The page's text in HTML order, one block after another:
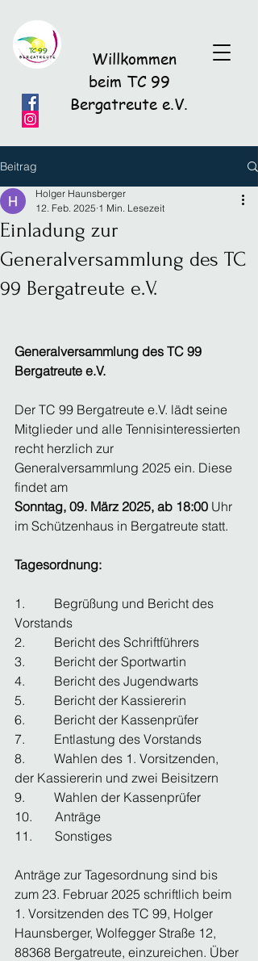
Willkommen
beim TC 99
Bergatreute e.V.
Beitrag
Einladung zur
Generalversammlung des TC
99 Bergatreute e.V.
Holger Haunsberger
12. Feb. 2025 1 Min. Lesezeit
Generalversammlung des TC 99
Bergatreute e.V.
Der TC 99 Bergatreute e.V. lädt seine
Mitglieder und alle Tennisinteressierten
recht herzlich zur
Generalversammlung 2025 ein. Diese
findet am
Sonntag, 09. März 2025, ab 18:00 Uhr
im Schützenhaus in Bergatreute statt.
Tagesordnung:
1.         Begrüßung und Bericht des
Vorstands
2.         Bericht des Schriftführers
3.         Bericht der Sportwartin
4.         Bericht des Jugendwarts
5.         Bericht der Kassiererin
6.         Bericht der Kassenprüfer
7.         Entlastung des Vorstands
8.         Wahlen des 1. Vorsitzenden,
der Kassiererin und zwei Beisitzern
9.         Wahlen der Kassenprüfer
10.       Anträge
11.       Sonstiges
Anträge zur Tagesordnung sind bis
zum 23. Februar 2025 schriftlich beim
1. Vorsitzenden des TC 99, Holger
Haunsberger, Wolfegger Straße 12,
88368 Bergatreute, einzureichen. Über